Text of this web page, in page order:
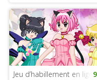
Jeu d’habillement en ligne